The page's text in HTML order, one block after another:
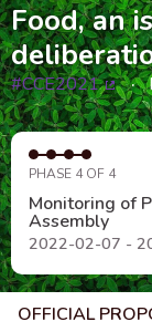
Food, an
#CCE2021
PHASE 4 OF 4
Monitoring of
Assembly
2022-02-07 -
OFFICIAL